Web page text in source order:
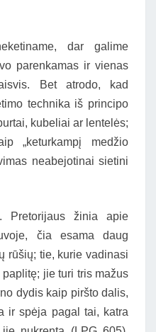
dar galime
parenkamas ir vienas
Bet atrodo, kad
technika iš principo
kubeliai ar lentelės;
„keturkampį medžio
neabejotinai sietini
Pretorijaus žinia apie
čia esama daug
rūšių; tie, kurie vadinasi
jie turi tris mažus
dydis kaip piršto dalis,
ir spėja pagal tai, katra